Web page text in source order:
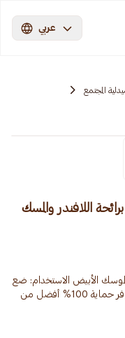
عربي
المجتمع
اللافندر والمسك
الأبيض الاستخدام: ضع
على البشرة الرطبة، املأها، واشطفها الفوائد: يوفر حماية 100% أفضل من